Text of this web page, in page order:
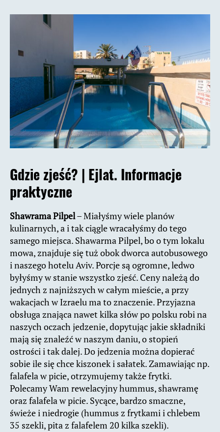
Gdzie zjeść? | Ejlat. Informacje
praktyczne
Shawrama Pilpel– Miałyśmy wiele planów
kulinarnych, a i tak ciągle wracałyśmy do tego
samego miejsca. Shawarma Pilpel, bo o tym lokalu
mowa, znajduje się tuż obok dworca autobusowego
i naszego hotelu Aviv. Porcje są ogromne, ledwo
byłyśmy w stanie wszystko zjeść. Ceny należą do
jednych z najniższych w całym mieście, a przy
wakacjach w Izraelu ma to znaczenie. Przyjazna
obsługa znająca nawet kilka słów po polsku robi na
naszych oczach jedzenie, dopytując jakie składniki
mają się znaleźć w naszym daniu, o stopień
ostrości i tak dalej. Do jedzenia można dopierać
sobie ile się chce kiszonek i sałatek. Zamawiając np.
falafela w picie, otrzymujemy także frytki.
Polecamy Wam rewelacyjny hummus, shawramę
oraz falafela w picie. Sycące, bardzo smaczne,
świeże i niedrogie (hummus z frytkami i chlebem
35 szekli, pita z falafelem 20 kilka szekli).